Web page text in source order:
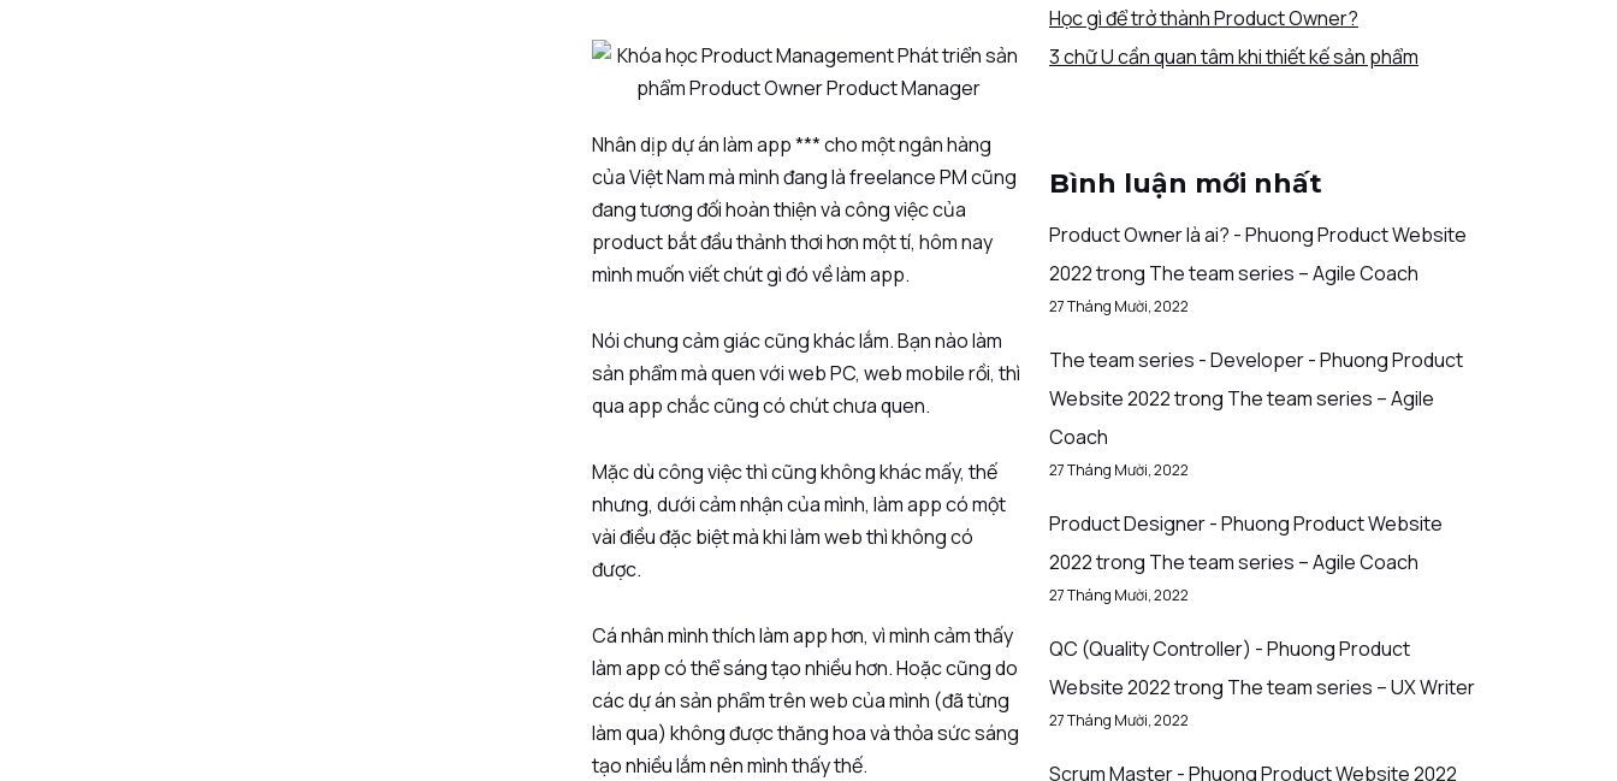
Nhân dịp dự án làm app *** cho một ngân hàng
của Việt Nam mà mình đang là freelance PM cũng
đang tương đối hoàn thiện và công việc của
product bắt đầu thảnh thơi hơn một tí, hôm nay
mình muốn viết chút gì đó về làm app.
Nói chung cảm giác cũng khác lắm. Bạn nào làm
sản phẩm mà quen với web PC, web mobile rồi, thì
qua app chắc cũng có chút chưa quen.
Mặc dù công việc thì cũng không khác mấy, thế
nhưng, dưới cảm nhận của mình, làm app có một
vài điều đặc biệt mà khi làm web thì không có
được.
Cá nhân mình thích làm app hơn, vì mình cảm thấy
làm app có thể sáng tạo nhiều hơn. Hoặc cũng do
các dự án sản phẩm trên web của mình (đã từng
làm qua) không được thăng hoa và thỏa sức sáng
tạo nhiều lắm nên mình thấy thế.
Học gì để trở thành Product Owner?
3 chữ U cần quan tâm khi thiết kế sản phẩm
Bình luận mới nhất
Product Owner là ai? - Phuong Product Website
2022trong The team series – Agile Coach
27 Tháng Mười, 2022
The team series - Developer - Phuong Product
Website 2022trong The team series – Agile
Coach
27 Tháng Mười, 2022
Product Designer - Phuong Product Website
2022trong The team series – Agile Coach
27 Tháng Mười, 2022
QC (Quality Controller) - Phuong Product
Website 2022trong The team series – UX Writer
27 Tháng Mười, 2022
Scrum Master - Phuong Product Website 2022